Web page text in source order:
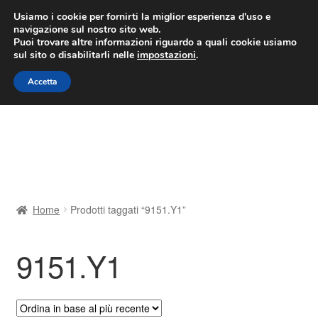
CONSEGNA da 7 EUR
Lun-Ven 9:00 - 16:00/800 580 290
Vai
alla
navigazione
Vai
al
contenuto
Contatto
Il mio account
Home Prodotti taggati “9151.Y1”
9151.Y1
Usiamo i cookie per fornirti la miglior esperienza d'uso e
navigazione sul nostro sito web.
Puoi trovare altre informazioni riguardo a quali cookie usiamo
sul sito o disabilitarli nelle impostazioni.
Accetta